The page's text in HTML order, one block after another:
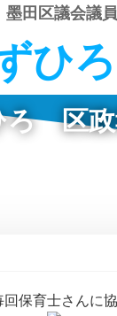
コ
テ
ン
ツ
へ
ス
墨田区議会議員
ひろ
ろ 区
保育士さんに